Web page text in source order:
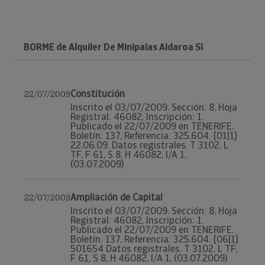
BORME de Alquiler De Minipalas Aldaroa Sl
22/07/2009Constitución
Inscrito el 03/07/2009. Sección: 8, Hoja
Registral: 46082, Inscripción: 1.
Publicado el 22/07/2009 en TENERIFE.
Boletín: 137, Referencia: 325.604. {01|1}
22.06.09. Datos registrales. T 3102, L
TF, F 61, S 8, H 46082, I/A 1,
(03.07.2009)
22/07/2009Ampliación de Capital
Inscrito el 03/07/2009. Sección: 8, Hoja
Registral: 46082, Inscripción: 1.
Publicado el 22/07/2009 en TENERIFE.
Boletín: 137, Referencia: 325.604. {06|1}
501654 Datos registrales. T 3102, L TF,
F 61, S 8, H 46082, I/A 1, (03.07.2009)